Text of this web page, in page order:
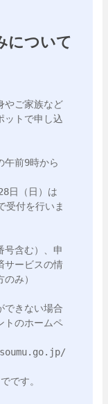
について
やご家族など
ットで申し込
午前9時から
日（日）は
受付を行いま
号含む）、申
サービスの情
み）
できない場合
トのホームペ
です。